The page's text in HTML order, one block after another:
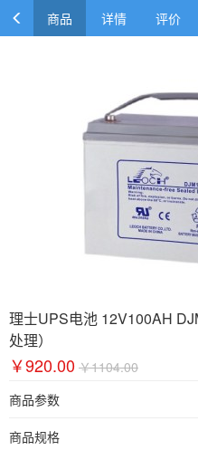
商品 详情 评价
理士UPS电池 12V100AH
处理）
￥920.00 ￥1104.00
商品参数
商品规格